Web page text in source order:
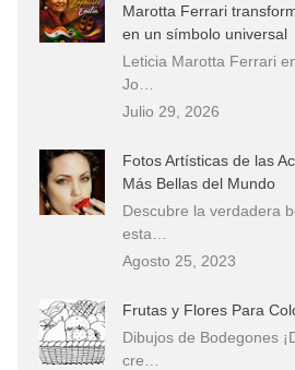
Marotta Ferrari
en un símbolo universal
Leticia Marotta Ferrari
Jo…
Julio 29, 2026
Fotos Artísticas de las
Más Bellas del Mundo
Descubre la verdadera
esta…
Agosto 25, 2023
Frutas y Flores Para
Dibujos de Bodegones
cre…